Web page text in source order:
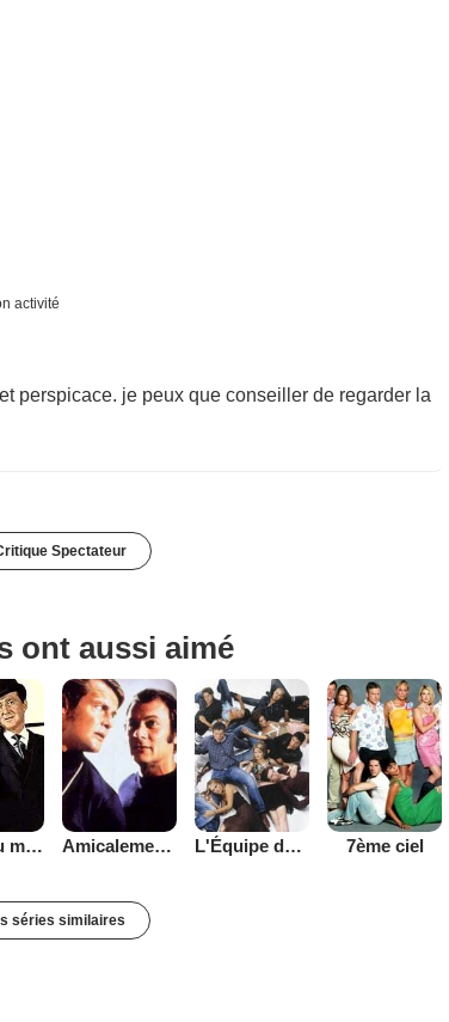
activité
perspicace. je peux que conseiller de regarder la
Spectateur
ont aussi aimé
Chapeau melon et bottes de cuir - 1961 Amicalement vôtre L'Équipe de rêve 7ème ciel
séries similaires